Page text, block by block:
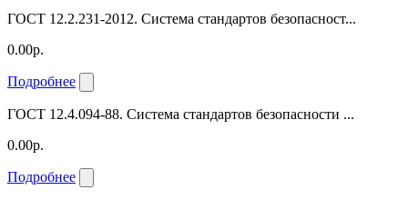
ГОСТ 12.2.231-2012. Система стандартов безопасност...
0.00р.
Подробнее
ГОСТ 12.4.094-88. Система стандартов безопасности ...
0.00р.
Подробнее